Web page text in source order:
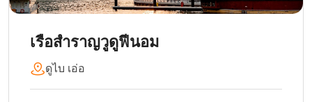
เรือสำราญวูดูฟีนอม
ดูไบ เอ่อ